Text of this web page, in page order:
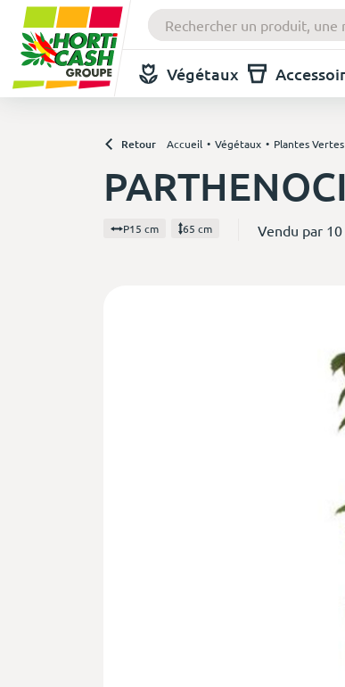
Végétaux
Retour Accueil Végétaux Plantes
P15 cm 65 cm Vendu par 10